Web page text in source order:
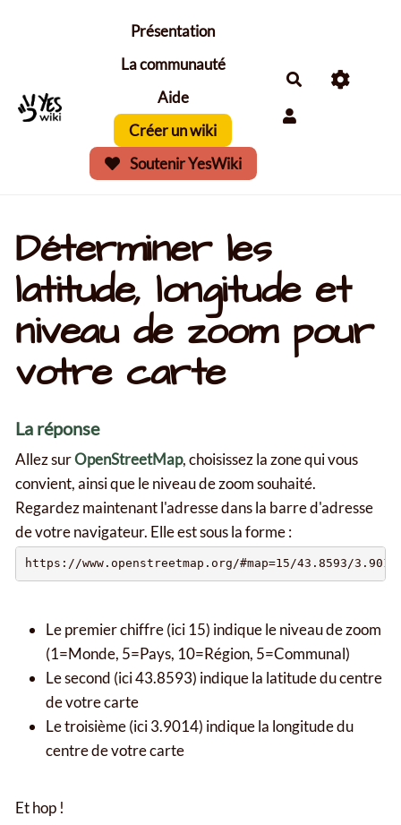
Aller au contenu principal
Présentation
La communauté
Aide
Créer un wiki
Soutenir YesWiki
Déterminer les
latitude, longitude et
niveau de zoom pour
votre carte
La réponse
Allez surOpenStreetMap, choisissez la zone qui vous
convient, ainsi que le niveau de zoom souhaité.
Regardez maintenant l'adresse dans la barre d'adresse
de votre navigateur. Elle est sous la forme :
Le premier chiffre (ici 15) indique le niveau de zoom
(1=Monde, 5=Pays, 10=Région, 5=Communal)
Le second (ici 43.8593) indique la latitude du centre
de votre carte
Le troisième (ici 3.9014) indique la longitude du
centre de votre carte
Et hop !